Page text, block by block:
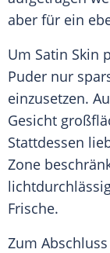
aber für ein
Um Satin Skin
Puder nur
einzusetzen.
Gesicht
Stattdessen
Zone
Frische.
Zum